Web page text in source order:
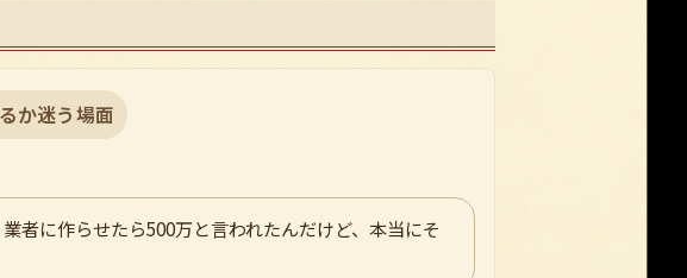
か迷う場面
者に作らせたら500万と言われたんだけど、本当にそ